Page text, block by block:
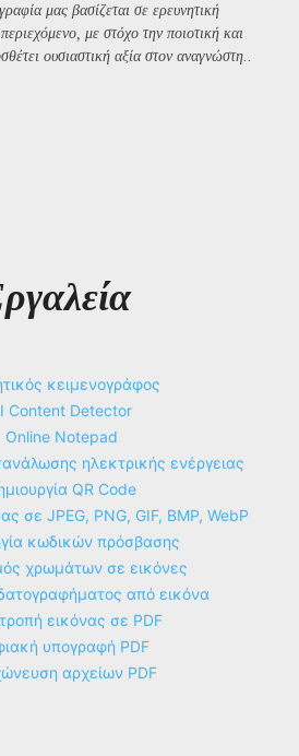
μας βασίζεται σε ερευνητική
με στόχο την ποιοτική και
ουσιαστική αξία στον αναγνώστη..
κειμενογράφος
Content Detector
Online Notepad
ηλεκτρικής ενέργειας
QR Code
σε JPEG, PNG, GIF, BMP, WebP
κωδικών πρόσβασης
χρωμάτων σε εικόνες
από εικόνα
εικόνας σε PDF
υπογραφή PDF
αρχείων PDF